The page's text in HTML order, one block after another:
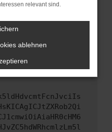
Schritte versucht
Wir werden
zu beheben. Du kannst
um uns bei der
relevant sind.
ablehnen